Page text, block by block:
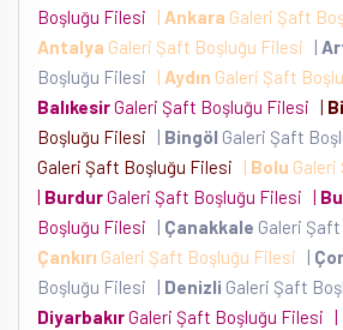
Boşluğu Filesi
| Ankara Galeri Şaft
Antalya Galeri Şaft Boşluğu Filesi |
Boşluğu Filesi
| Aydın Galeri Şaft
BalıkesirGaleri Şaft Boşluğu Filesi |
Boşluğu Filesi
| Bingöl Galeri Şaft
Galeri Şaft Boşluğu Filesi
| Bolu
| BurdurGaleri Şaft Boşluğu Filesi |
Boşluğu Filesi
| Çanakkale Galeri
Çankırı Galeri Şaft Boşluğu Filesi |
Boşluğu Filesi
| Denizli Galeri Şaft
DiyarbakırGaleri Şaft Boşluğu Filesi |